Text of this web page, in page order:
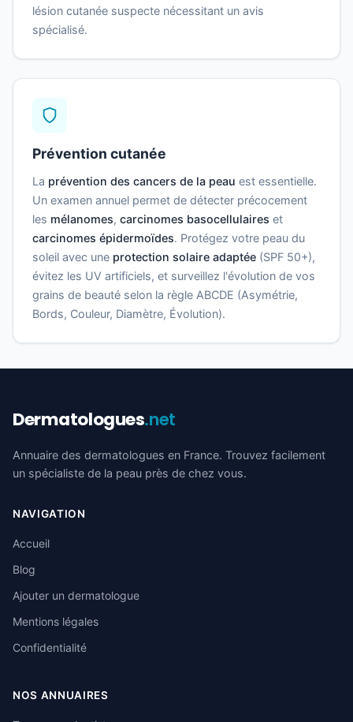
lésion cutanée suspecte nécessitant un avis
spécialisé.
Prévention cutanée
La prévention des cancers de la peau est essentielle.
Un examen annuel permet de détecter précocement
les mélanomes, carcinomes basocellulaires et
carcinomes épidermoïdes. Protégez votre peau du
soleil avec une protection solaire adaptée (SPF 50+),
évitez les UV artificiels, et surveillez l'évolution de vos
grains de beauté selon la règle ABCDE (Asymétrie,
Bords, Couleur, Diamètre, Évolution).
Dermatologues.net
Annuaire des dermatologues en France. Trouvez facilement
un spécialiste de la peau près de chez vous.
NAVIGATION
Accueil
Blog
Ajouter un dermatologue
Mentions légales
Confidentialité
NOS ANNUAIRES